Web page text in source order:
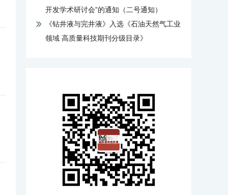
开发学术研讨会”的通知（二号通知）
《钻井液与完井液》入选《石油天然气工业
领域 高质量科技期刊分级目录》